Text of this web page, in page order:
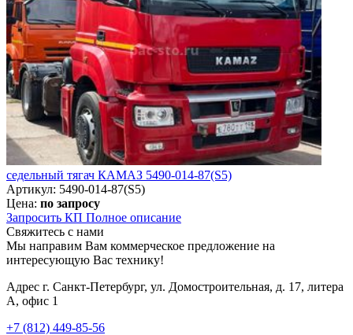
седельный тягач КАМАЗ 5490-014-87(S5)
Артикул: 5490-014-87(S5)
Цена: по запросу
Запросить КП Полное описание
Свяжитесь с нами
Мы направим Вам коммерческое предложение на
интересующую Вас технику!
Адрес г. Санкт-Петербург, ул. Домостроительная, д. 17, литера
А, офис 1
+7 (812) 449-85-56